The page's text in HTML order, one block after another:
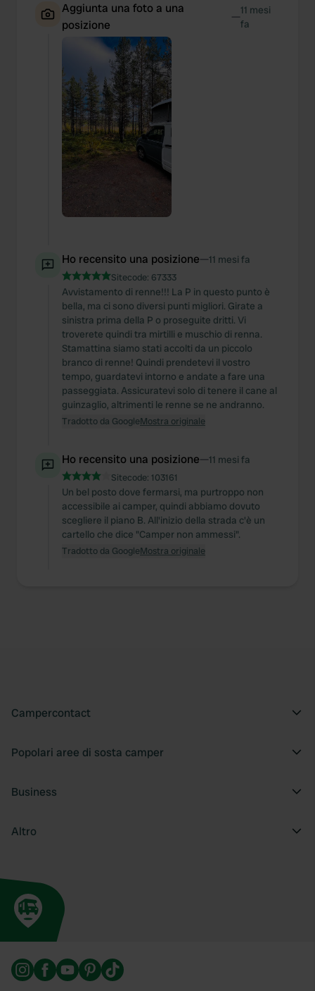
Aggiunta una foto a una
posizione
—11 mesi
fa
Ho recensito una posizione—11 mesi fa
Sitecode: 67333
Avvistamento di renne!!! La P in questo punto è
bella, ma ci sono diversi punti migliori. Girate a
sinistra prima della P o proseguite dritti. Vi
troverete quindi tra mirtilli e muschio di renna.
Stamattina siamo stati accolti da un piccolo
branco di renne! Quindi prendetevi il vostro
tempo, guardatevi intorno e andate a fare una
passeggiata. Assicuratevi solo di tenere il cane al
guinzaglio, altrimenti le renne se ne andranno.
Tradotto da GoogleMostra originale
Ho recensito una posizione—11 mesi fa
Sitecode: 103161
Un bel posto dove fermarsi, ma purtroppo non
accessibile ai camper, quindi abbiamo dovuto
scegliere il piano B. All'inizio della strada c'è un
cartello che dice "Camper non ammessi".
Tradotto da GoogleMostra originale
Campercontact
Popolari aree di sosta camper
Business
Altro